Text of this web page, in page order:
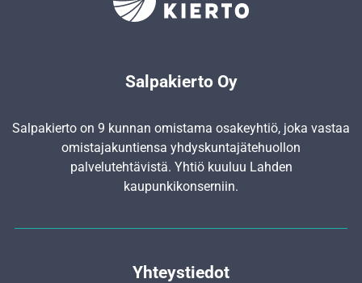
Salpakierto Oy
Salpakierto on 9 kunnan omistama osakeyhtiö, joka vastaa
omistajakuntiensa yhdyskunta­jätehuollon
palvelutehtävistä. Yhtiö kuuluu Lahden
kaupunkikonserniin.
Yhteystiedot